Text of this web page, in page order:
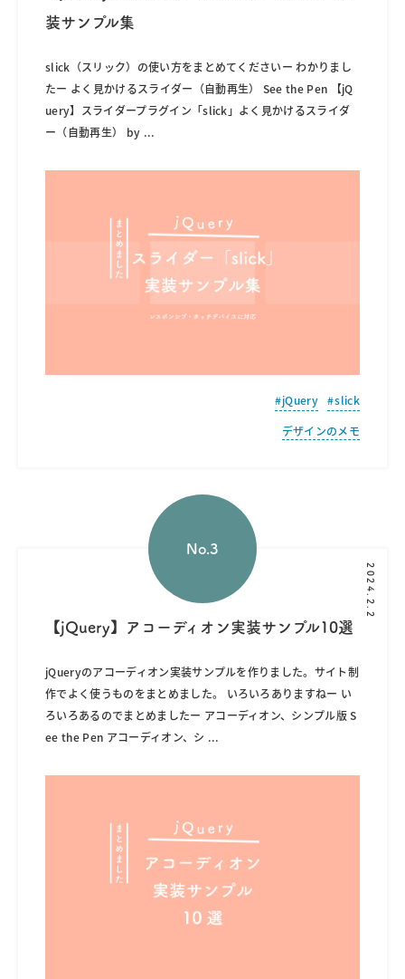
装サンプル集
slick（スリック）の使い方をまとめてくださいー わかりまし
たー よく見かけるスライダー（自動再生） See the Pen 【jQ
uery】スライダープラグイン「slick」よく見かけるスライダ
ー（自動再生） by ...
jQuery
slick
デザインのメモ
2024.2.2
【jQuery】アコーディオン実装サンプル10選
jQueryのアコーディオン実装サンプルを作りました。サイト制
作でよく使うものをまとめました。 いろいろありますねー い
ろいろあるのでまとめましたー アコーディオン、シンプル版 S
ee the Pen アコーディオン、シ ...